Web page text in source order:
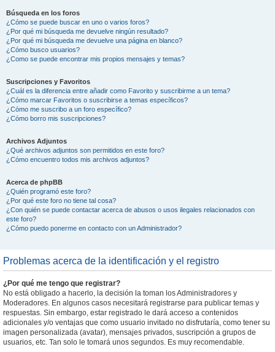
Búsqueda en los foros
¿Cómo se puede buscar en uno o varios foros?
¿Por qué mi búsqueda me devuelve ningún resultado?
¿Por qué mi búsqueda me devuelve una página en blanco?
¿Cómo busco usuarios?
¿Como se puede encontrar mis propios mensajes y temas?
Suscripciones y Favoritos
¿Cuál es la diferencia entre añadir como Favorito y suscribirme a un tema?
¿Cómo marcar Favoritos o suscribirse a temas específicos?
¿Cómo me suscribo a un foro específico?
¿Cómo borro mis suscripciones?
Archivos Adjuntos
¿Qué archivos adjuntos son permitidos en este foro?
¿Cómo encuentro todos mis archivos adjuntos?
Acerca de phpBB
¿Quién programó este foro?
¿Por qué este foro no tiene tal cosa?
¿Con quién se puede contactar acerca de abusos o usos ilegales relacionados con
este foro?
¿Cómo puedo ponerme en contacto con un Administrador?
Problemas acerca de la identificación y el registro
¿Por qué me tengo que registrar?
No está obligado a hacerlo, la decisión la toman los Administradores y
Moderadores. En algunos casos necesitará registrarse para publicar temas y
respuestas. Sin embargo, estar registrado le dará acceso a contenidos
adicionales y/o ventajas que como usuario invitado no disfrutaría, como tener su
imagen personalizada (avatar), mensajes privados, suscripción a grupos de
usuarios, etc. Tan solo le tomará unos segundos. Es muy recomendable.